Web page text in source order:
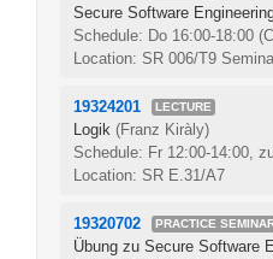
Secure Software
Schedule: Do 16:00-18:00
Location: SR 006/T9
19324201 LECTURE
Logik (Franz Kiràly)
Schedule: Fr 12:00-14:00,
Location: SR E.31/A7
19320702 PRACTICE
Übung zu Secure Software